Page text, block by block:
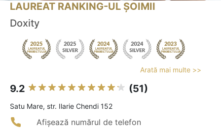
LAUREAT RANKING-UL ȘOIMII
Doxity
Arată mai multe >>
9.2 (51)
Satu Mare, str. Ilarie Chendi 152
Afișează numărul de telefon